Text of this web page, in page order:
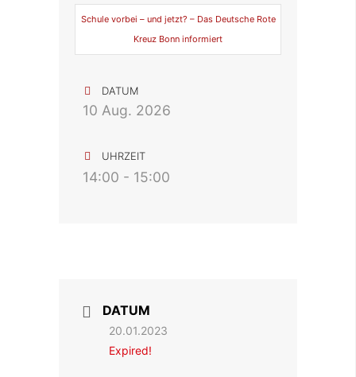
Schule vorbei – und jetzt? – Das Deutsche Rote
Kreuz Bonn informiert
DATUM
10 Aug. 2026
UHRZEIT
14:00 - 15:00
DATUM
20.01.2023
Expired!